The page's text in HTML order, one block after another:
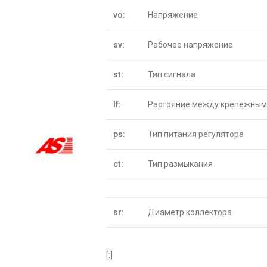
vo: Напряжение
sv: Рабочее напряжение
st: Тип сигнала
lf: Растояние между
ps: Тип питания регулятора
ct: Тип размыкания
sr: Диаметр коллектора
[:]